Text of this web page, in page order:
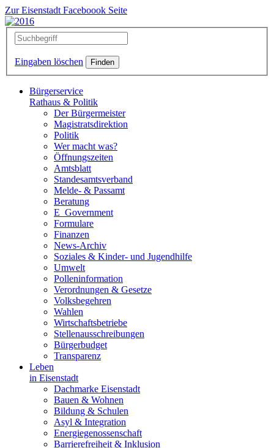
Zur Eisenstadt Faceboook Seite
Eingaben löschen
Bürgerservice
Rathaus & Politik
Der Bürgermeister
Magistratsdirektion
Politik
Wer macht was?
Öffnungszeiten
Amtsblatt
Standesamtsverband
Melde- & Passamt
Beratung
E_Government
Formulare
Finanzen
News-Archiv
Soziales & Kinder- und Jugendhilfe
Umwelt
Polleninformation
Verordnungen & Gesetze
Volksbegehren
Wahlen
Wirtschaftsbetriebe
Stellenausschreibungen
Bürgerbudget
Transparenz
Leben
in Eisenstadt
Dachmarke Eisenstadt
Bauen & Wohnen
Bildung & Schulen
Asyl & Integration
Energiegenossenschaft
Barrierefreiheit & Inklusion